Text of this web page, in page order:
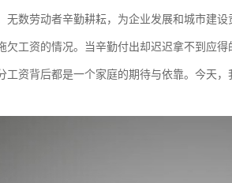
无数劳动者辛勤耕耘，为企业发展和城市建
欠工资的情况。当辛勤付出却迟迟拿不到应
工资背后都是一个家庭的期待与依靠。今天